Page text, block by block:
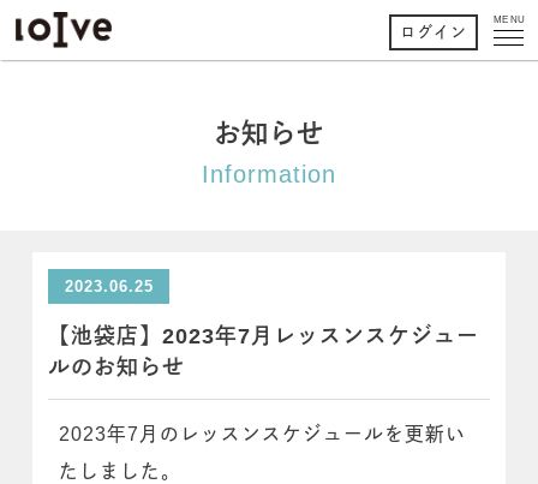
MENU
ログイン
お知らせ
Information
2023.06.25
【池袋店】2023年7月レッスンスケジュー
ルのお知らせ
2023年7月のレッスンスケジュールを更新い
たしました。